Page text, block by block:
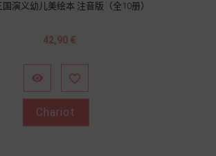
国演义幼儿美绘本 注音版（全10册）
Prix
42,90 €
 
Chariot